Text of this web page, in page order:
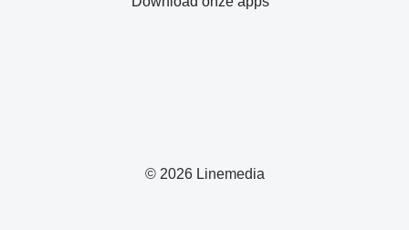
© 2026 Linemedia